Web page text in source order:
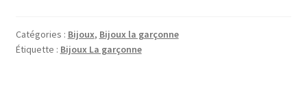
Catégories : Bijoux, Bijoux la garçonne
Étiquette : Bijoux La garçonne